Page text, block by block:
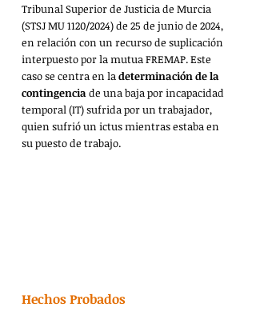
Tribunal Superior de Justicia de Murcia
(STSJ MU 1120/2024) de 25 de junio de 2024,
en relación con un recurso de suplicación
interpuesto por la mutua FREMAP. Este
caso se centra en la determinación de la
contingencia de una baja por incapacidad
temporal (IT) sufrida por un trabajador,
quien sufrió un ictus mientras estaba en
su puesto de trabajo.
Hechos Probados